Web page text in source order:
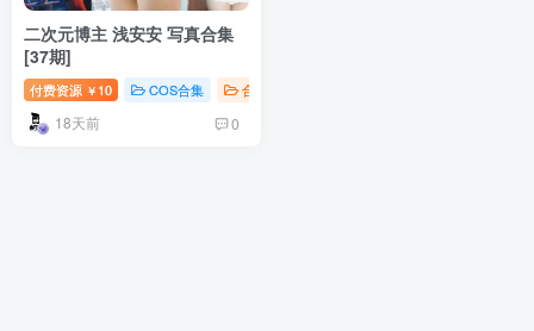
二次元博主 浅安安 写真合集
[37期]
付费资源 ￥ 10 COS合集 合集打包
18天前 0